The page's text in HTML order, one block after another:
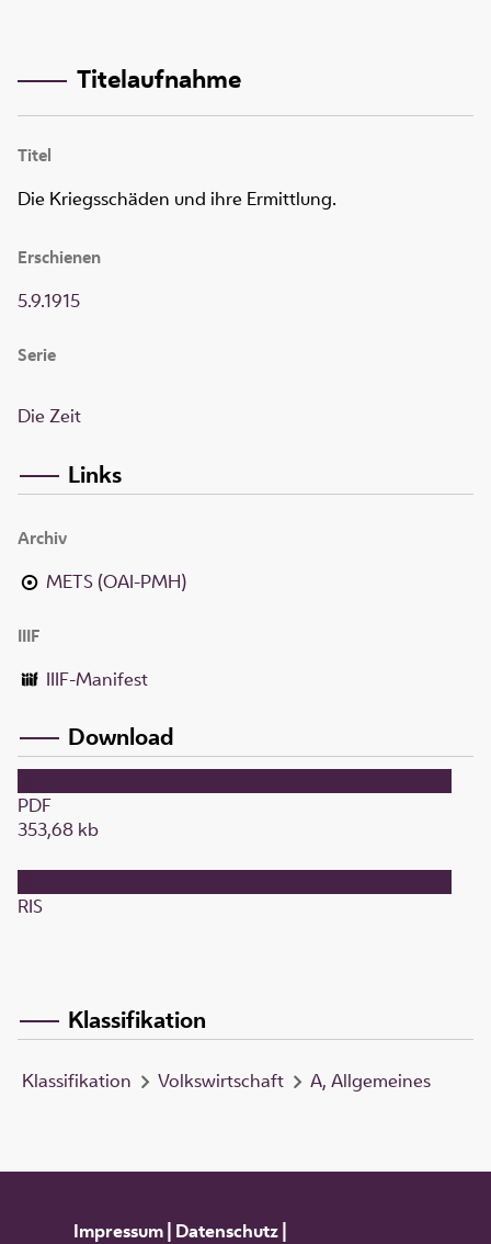
Titelaufnahme
Titel
Die Kriegsschäden und ihre Ermittlung.
Erschienen
5.9.1915
Serie
Die Zeit
Links
Archiv
METS (OAI-PMH)
IIIF
IIIF-Manifest
Download
PDF
353,68 kb
RIS
Klassifikation
Klassifikation Volkswirtschaft A, Allgemeines
Impressum| Datenschutz|